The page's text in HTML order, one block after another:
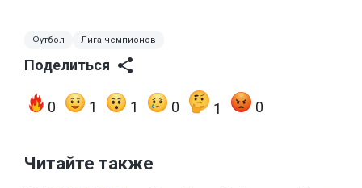
Футбол Лига чемпионов
Поделиться
0 1 1 0 1 0
Читайте также